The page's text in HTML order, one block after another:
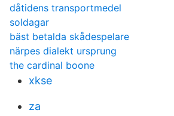
dåtidens transportmedel
soldagar
bäst betalda skådespelare
närpes dialekt ursprung
the cardinal boone
xkse
za